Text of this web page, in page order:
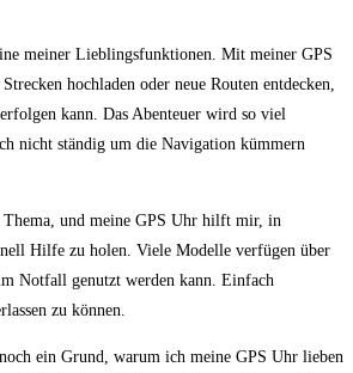
meiner Lieblingsfunktionen. Mit meiner GPS
hochladen oder‌ neue Routen⁢ entdecken,
‍kann. Das Abenteuer wird so viel
nicht ständig um die Navigation kümmern
Thema, und meine GPS ​Uhr hilft mir, ​in
Hilfe zu holen. Viele Modelle⁤ verfügen über
Notfall genutzt werden‌ kann. ​Einfach
zu können.
ein Grund, ⁤warum ⁣ich meine​ GPS Uhr lieben